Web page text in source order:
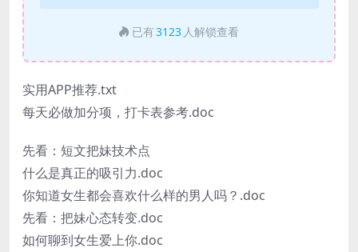
已有3123 人解锁查看
实用APP推荐.txt
每天必做加分项，打卡表参考.doc
先看：短文把妹技术点
什么是真正的吸引力.doc
你知道女生都会喜欢什么样的男人吗？.doc
先看：把妹心态转变.doc
如何聊到女生爱上你.doc